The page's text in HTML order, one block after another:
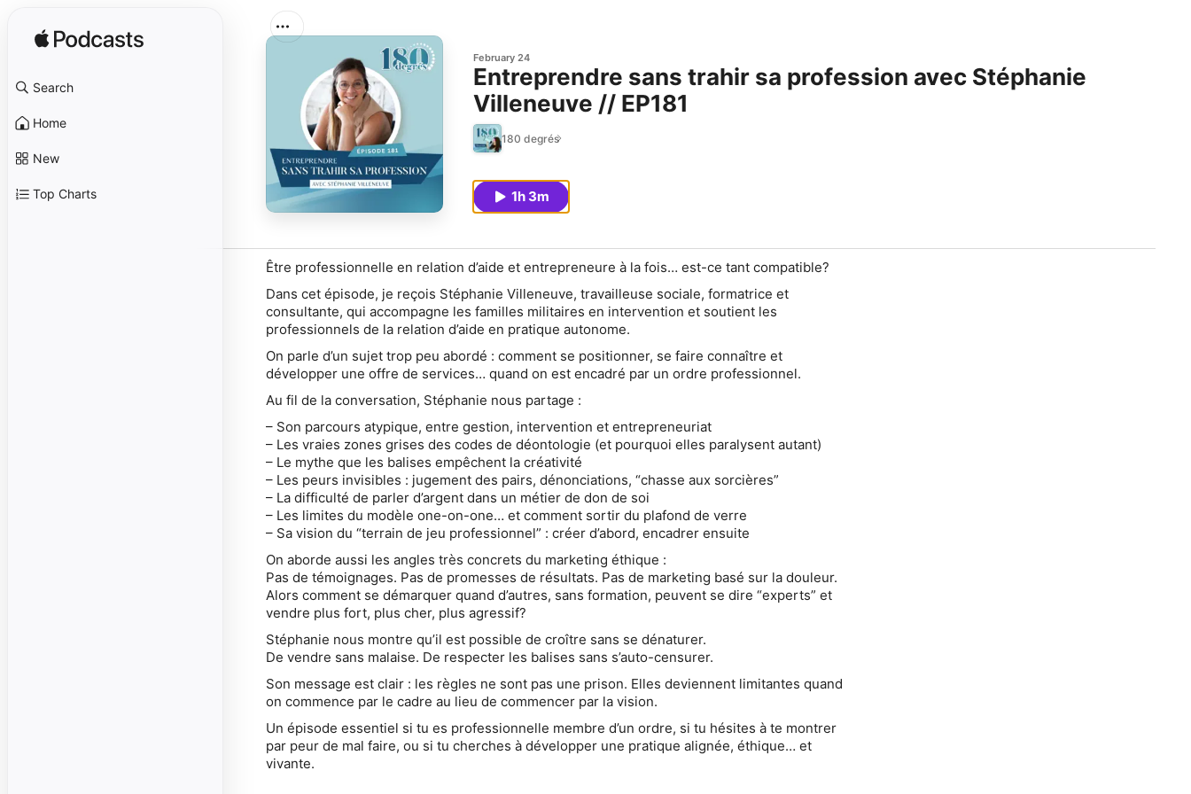
Search
Home
New
Top Charts
February 24
Entreprendre sans trahir sa profession avec Stéphanie
Villeneuve // EP181
180 degrés
1h 3m
Être professionnelle en relation d’aide et entrepreneure à la fois… est-ce tant compatible?
Dans cet épisode, je reçois Stéphanie Villeneuve, travailleuse sociale, formatrice et
consultante, qui accompagne les familles militaires en intervention et soutient les
professionnels de la relation d’aide en pratique autonome.
On parle d’un sujet trop peu abordé : comment se positionner, se faire connaître et
développer une offre de services… quand on est encadré par un ordre professionnel.
Au fil de la conversation, Stéphanie nous partage :
– Son parcours atypique, entre gestion, intervention et entrepreneuriat
– Les vraies zones grises des codes de déontologie (et pourquoi elles paralysent autant)
– Le mythe que les balises empêchent la créativité
– Les peurs invisibles : jugement des pairs, dénonciations, “chasse aux sorcières”
– La difficulté de parler d’argent dans un métier de don de soi
– Les limites du modèle one-on-one… et comment sortir du plafond de verre
– Sa vision du “terrain de jeu professionnel” : créer d’abord, encadrer ensuite
On aborde aussi les angles très concrets du marketing éthique :
Pas de témoignages. Pas de promesses de résultats. Pas de marketing basé sur la douleur.
Alors comment se démarquer quand d’autres, sans formation, peuvent se dire “experts” et
vendre plus fort, plus cher, plus agressif?
Stéphanie nous montre qu’il est possible de croître sans se dénaturer.
De vendre sans malaise. De respecter les balises sans s’auto-censurer.
Son message est clair : les règles ne sont pas une prison. Elles deviennent limitantes quand
on commence par le cadre au lieu de commencer par la vision.
Un épisode essentiel si tu es professionnelle membre d’un ordre, si tu hésites à te montrer
par peur de mal faire, ou si tu cherches à développer une pratique alignée, éthique… et
vivante.